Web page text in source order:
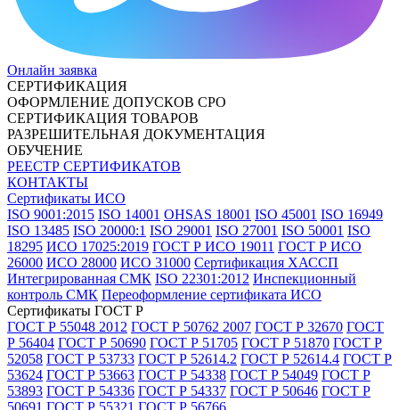
Онлайн заявка
СЕРТИФИКАЦИЯ
ОФОРМЛЕНИЕ ДОПУСКОВ СРО
СЕРТИФИКАЦИЯ ТОВАРОВ
РАЗРЕШИТЕЛЬНАЯ ДОКУМЕНТАЦИЯ
ОБУЧЕНИЕ
РЕЕСТР СЕРТИФИКАТОВ
КОНТАКТЫ
Сертификаты ИСО
ISO 9001:2015 ISO 14001 OHSAS 18001 ISO 45001 ISO 16949
ISO 13485 ISO 20000:1 ISO 29001 ISO 27001 ISO 50001 ISO
18295 ИСО 17025:2019 ГОСТ Р ИСО 19011 ГОСТ Р ИСО
26000 ИСО 28000 ИСО 31000 Сертификация ХАССП
Интегрированная СМК ISO 22301:2012 Инспекционный
контроль СМК Переоформление сертификата ИСО
Сертификаты ГОСТ Р
ГОСТ Р 55048 2012 ГОСТ Р 50762 2007 ГОСТ Р 32670 ГОСТ
Р 56404 ГОСТ Р 50690 ГОСТ Р 51705 ГОСТ Р 51870 ГОСТ Р
52058 ГОСТ Р 53733 ГОСТ Р 52614.2 ГОСТ Р 52614.4 ГОСТ Р
53624 ГОСТ Р 53663 ГОСТ Р 54338 ГОСТ Р 54049 ГОСТ Р
53893 ГОСТ Р 54336 ГОСТ Р 54337 ГОСТ Р 50646 ГОСТ Р
50691 ГОСТ Р 55321 ГОСТ Р 56766